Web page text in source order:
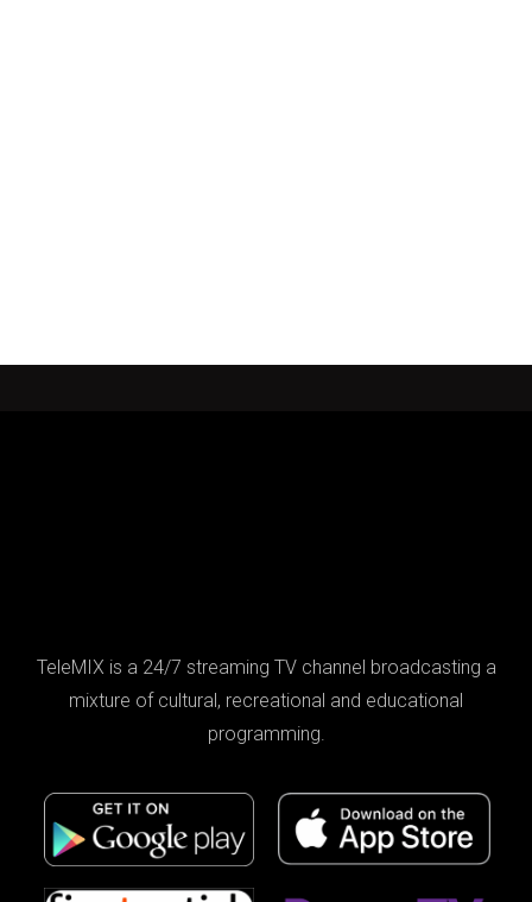
TeleMIX is a 24/7 streaming TV channel broadcasting a
mixture of cultural, recreational and educational
programming.